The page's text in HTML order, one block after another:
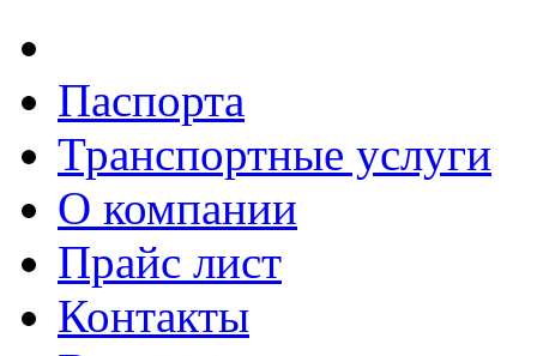
Паспорта
Транспортные услуги
О компании
Прайс лист
Контакты